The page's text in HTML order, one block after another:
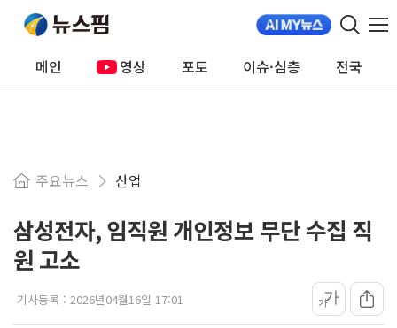
메인 영상 포토 이슈·심층 전국
주요뉴스 산업
삼성전자, 임직원 개인정보 무단 수집 직
원 고소
기사등록 : 2026년04월16일 17:01 가가